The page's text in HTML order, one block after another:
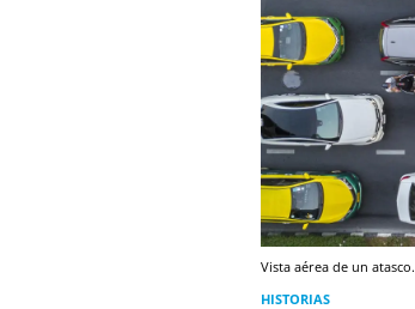
Vista aérea de un atasco.
HISTORIAS